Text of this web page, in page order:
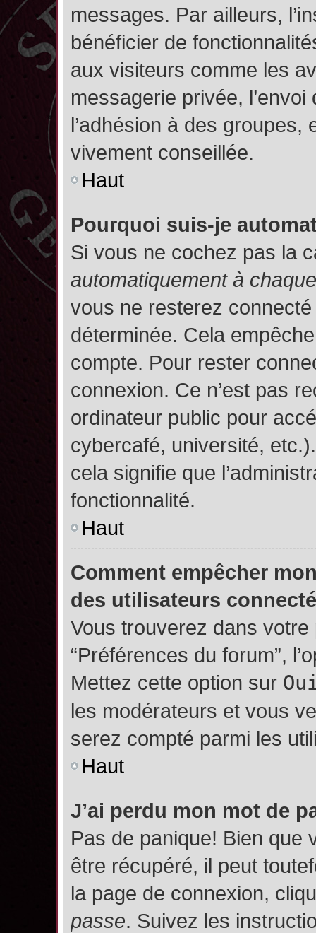
messages. Par ailleurs,
bénéficier de
aux visiteurs comme les
messagerie privée,
l’adhésion à des groupes,
vivement conseillée.
Haut
Pourquoi suis-je
Si vous ne cochez pas la
automatiquement à
vous ne resterez
déterminée. Cela
compte. Pour rester
connexion. Ce n’est pas
ordinateur public pour
cybercafé, université,
cela signifie que
fonctionnalité.
Haut
Comment empêcher
des utilisateurs
Vous trouverez dans votre
“Préférences du forum”,
Mettez cette option sur
les modérateurs et vous
serez compté parmi les
Haut
J’ai perdu mon mot de
Pas de panique! Bien que
être récupéré, il peut
la page de connexion,
passe. Suivez les